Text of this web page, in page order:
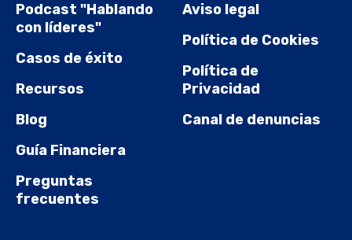
Podcast "Hablando
con líderes"
Casos de éxito
Recursos
Blog
Guía Financiera
Preguntas
frecuentes
Aviso legal
Política de Cookies
Política de
Privacidad
Canal de denuncias